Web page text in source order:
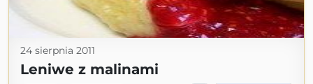
24 sierpnia 2011
Leniwe z malinami